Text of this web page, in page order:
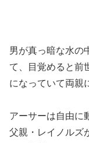
男が真っ暗な水の
て、目覚めると前
になっていて両親
アーサーは自由に
父親・レイノルズ